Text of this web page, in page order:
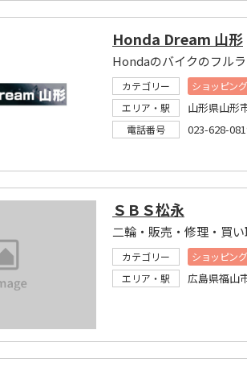
Honda Dream 山形
Hondaのバイクのフル
カテゴリー ショッピング
エリア・駅
山形県山形
電話番号 023-628-
ＳＢＳ松永
二輪・販売・修理・買い
カテゴリー ショッピング
エリア・駅
広島県福山